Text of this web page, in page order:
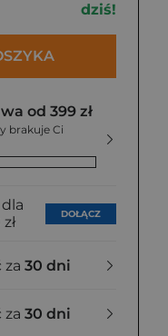
dziś!
od 399 zł
brakuje Ci
dla
DOŁĄCZ
za 30 dni
za 30 dni